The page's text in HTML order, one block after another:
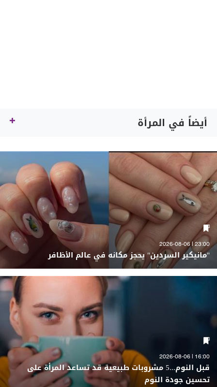
أيضاً في المرأة
23:00 | 2026-08-06
"مانيكير السردين" يحجز مكانه في عالم الأظافر
16:00 | 2026-08-06
قبل النوم...5 مشروبات طبيعية قد تساعد المرأة على
تحسين جودة النوم